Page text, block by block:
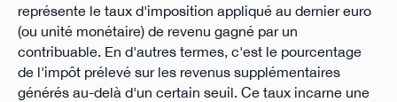
représente le taux d'imposition appliqué au dernier euro
(ou unité monétaire) de revenu gagné par un
contribuable. En d'autres termes, c'est le pourcentage
de l'impôt prélevé sur les revenus supplémentaires
générés au-delà d'un certain seuil. Ce taux incarne une